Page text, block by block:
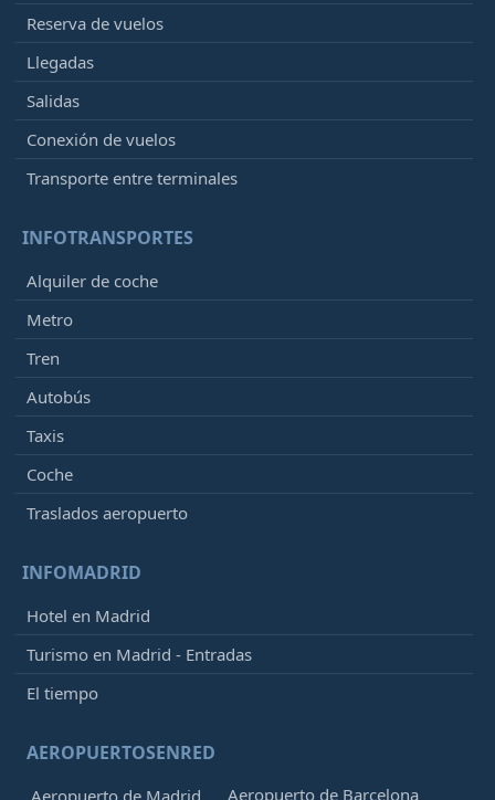
Reserva de vuelos
Llegadas
Salidas
Conexión de vuelos
Transporte entre terminales
INFOTRANSPORTES
Alquiler de coche
Metro
Tren
Autobús
Taxis
Coche
Traslados aeropuerto
INFOMADRID
Hotel en Madrid
Turismo en Madrid - Entradas
El tiempo
AEROPUERTOSENRED
Aeropuerto de Madrid Aeropuerto de Barcelona